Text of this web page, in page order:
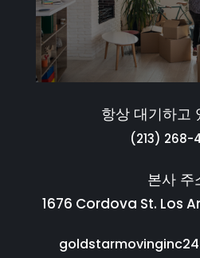
항상 대기하고
(213) 268-
본사 주
1676 Cordova St. Los